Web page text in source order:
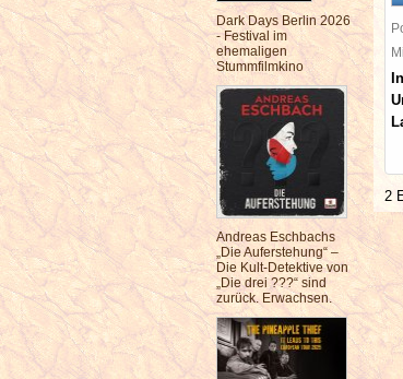
Dark Days Berlin 2026
- Festival im
ehemaligen
Stummfilmkino
Andreas Eschbachs
„Die Auferstehung“ –
Die Kult-Detektive von
„Die drei ???“ sind
zurück. Erwachsen.
2